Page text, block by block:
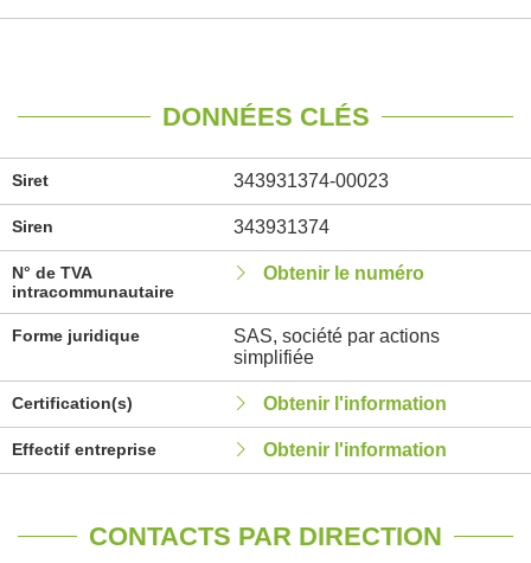
DONNÉES CLÉS
Siret 343931374-00023
Siren 343931374
N° de TVA
intracommunautaire
Obtenir le numéro
Forme juridique
SAS, société par actions
simplifiée
Certification(s) Obtenir l'information
Effectif entreprise Obtenir l'information
CONTACTS PAR DIRECTION